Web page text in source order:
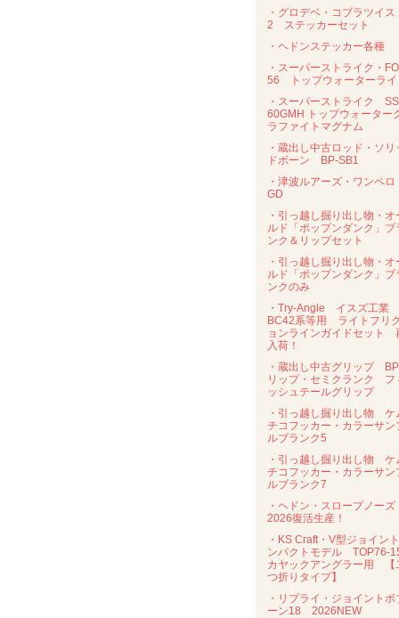
・グロデベ・コブラツイス
2 ステッカーセット
・ヘドンステッカー各種
・スーパーストライク・
56 トップウォーターライ
・スーパーストライク
60GMH トップウォーター
ラファイトマグナム
・蔵出し中古ロッド・ソリ
ドボーン BP-SB1
・津波ルアーズ・ワンペロ
GD
・引っ越し掘り出し物・オ
ルド「ポップンダンク」ブ
ンク＆リップセット
・引っ越し掘り出し物・オ
ルド「ポップンダンク」ブ
ンクのみ
・Try-Angle イスズ工業
BC42系等用 ライトフリ
ョンラインガイドセット
入荷！
・蔵出し中古グリップ
リップ・セミクランク フ
ッシュテールグリップ
・引っ越し掘り出し物 ケ
チコフッカー・カラーサン
ルブランク5
・引っ越し掘り出し物 ケ
チコフッカー・カラーサン
ルブランク7
・ヘドン・スロープノーズ
2026復活生産！
・KS Craft・V型ジョイン
ンパクトモデル TOP76-
カヤックアングラー用 【
つ折りタイプ】
・リプライ・ジョイントボ
ーン18 2026NEW